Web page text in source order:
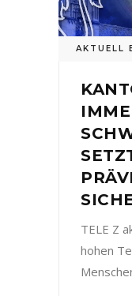
AKTUELL
TELE Z
hohen